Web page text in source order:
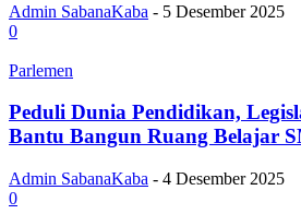
Admin SabanaKaba - 5 Desember 2025
0
Parlemen
Peduli Dunia Pendidikan,
Bantu Bangun Ruang Belajar
Admin SabanaKaba - 4 Desember 2025
0